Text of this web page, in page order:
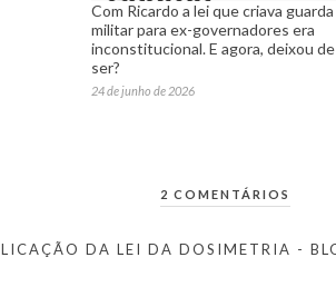
Com Ricardo a lei que criava guarda
militar para ex-governadores era
inconstitucional. E agora, deixou de
ser?
24 de junho de 2026
2 COMENTÁRIOS
DA LEI DA DOSIMETRIA -